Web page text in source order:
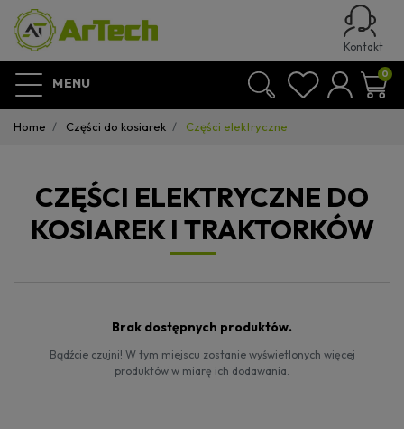
Kontakt
MENU
0
Home Części do kosiarek Części elektryczne
CZĘŚCI ELEKTRYCZNE DO
KOSIAREK I TRAKTORKÓW
Brak dostępnych produktów.
Bądźcie czujni! W tym miejscu zostanie wyświetlonych więcej
produktów w miarę ich dodawania.